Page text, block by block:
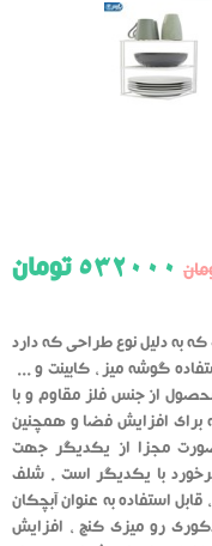
532000 تومان
که به دلیل نوع طراحی که دارد
گوشه میز ، کابینت و ...
از جنس فلز مقاوم و با
برای افزایش فضا و همچنین
مجزا از یکدیگر جهت
با یکدیگر است . شلف
استفاده به عنوان آبچکان
رو میزی کنج ، افزایش